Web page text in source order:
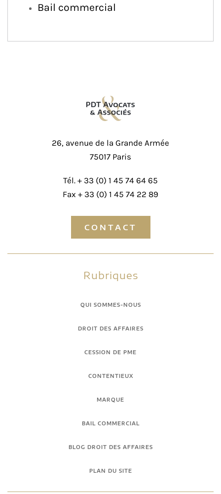
Bail commercial
26, avenue de la Grande Armée
75017 Paris
Tél. + 33 (0) 1 45 74 64 65
Fax + 33 (0) 1 45 74 22 89
CONTACT
Rubriques
QUI SOMMES-NOUS
DROIT DES AFFAIRES
CESSION DE PME
CONTENTIEUX
MARQUE
BAIL COMMERCIAL
BLOG DROIT DES AFFAIRES
PLAN DU SITE